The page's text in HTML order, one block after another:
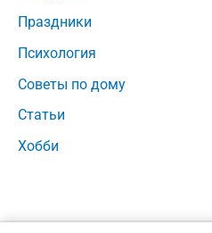
Праздники
Психология
Советы по дому
Статьи
Хобби